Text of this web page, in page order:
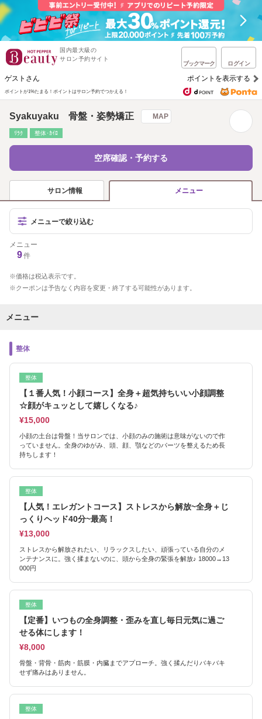
国内最大級の
サロン予約サイト
ブックマーク ログイン
ゲストさん ポイントを表示する
ポイントが1%たまる！ ポイントはサロン予約でつかえる！
Syakuyaku 骨盤・姿勢矯正 MAP
ﾘﾗｸ 整体･ｶｲﾛ
空席確認・予約する
サロン情報 メニュー
メニューで絞り込む
メニュー
9件
価格は税込表示です。
クーポンは予告なく内容を変更・終了する可能性があります。
メニュー
整体
整体
【１番人気！小顔コース】全身＋超気持ちいい小顔調整
☆顔がキュッとして嬉しくなる♪
¥15,000
小顔の土台は骨盤！当サロンでは、小顔のみの施術は意味がないので作
っていません。全身のゆがみ、頭、顔、顎などのパーツを整えるため長
持ちします！
整体
【人気！エレガントコース】ストレスから解放~全身＋じ
っくりヘッド40分~最高！
¥13,000
ストレスから解放されたい、リラックスしたい、頑張っている自分のメ
ンテナンスに。強く揉まないのに、頭から全身の緊張を解放♪ 18000→13
000円
整体
【定番】いつもの全身調整・歪みを直し毎日元気に過ご
せる体にします！
¥8,000
骨盤・背骨・筋肉・筋膜・内臓までアプローチ。強く揉んだりバキバキ
せず痛みはありません。
整体